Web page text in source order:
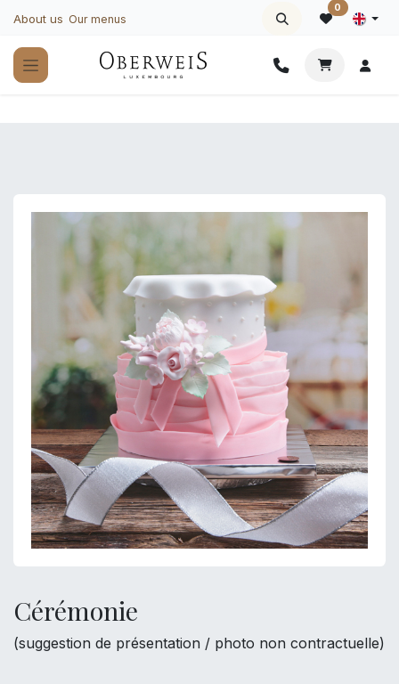
About us Our menus
0
Cérémonie
(suggestion de présentation / photo non contractuelle)